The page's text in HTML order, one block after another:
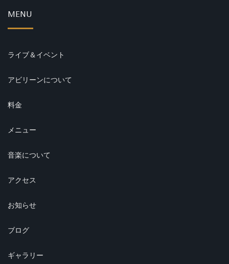
MENU
ライブ＆イベント
アビリーンについて
料金
メニュー
音楽について
アクセス
お知らせ
ブログ
ギャラリー